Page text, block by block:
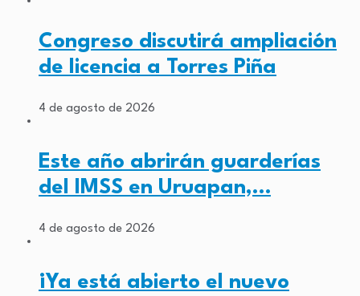
Congreso discutirá ampliación
de licencia a Torres Piña
4 de agosto de 2026
Este año abrirán guarderías
del IMSS en Uruapan,…
4 de agosto de 2026
¡Ya está abierto el nuevo